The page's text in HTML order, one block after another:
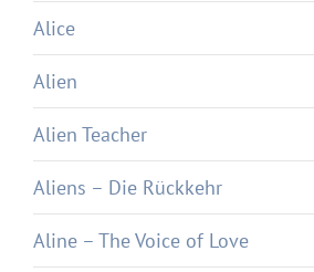
Alice
Alien
Alien Teacher
Aliens – Die Rückkehr
Aline – The Voice of Love